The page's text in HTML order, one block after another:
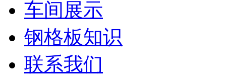
车间展示
钢格板知识
联系我们